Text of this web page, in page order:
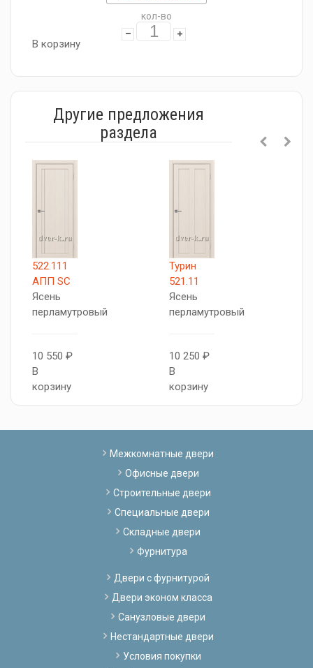
кол-во
В корзину
Другие предложения
раздела
522.111
АПП SC
Ясень
перламутровый
10 550 ₽
В
корзину
Турин
521.11
Ясень
перламутровый
10 250 ₽
В
корзину
Межкомнатные двери
Офисные двери
Строительные двери
Специальные двери
Складные двери
Фурнитура
Двери с фурнитурой
Двери эконом класса
Санузловые двери
Нестандартные двери
Условия покупки